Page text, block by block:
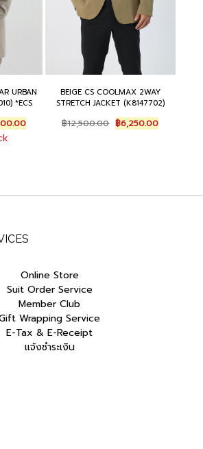
URBAN
*ECS
Current
price
BEIGE CS COOLMAX 2WAY
STRETCH JACKET (K8147702)
฿12,500.00 Original
price
฿6,250.00Current
price
Online Store
Suit Order Service
Member Club
Wrapping Service
E-Tax & E-Receipt
แจ้งชำระเงิน